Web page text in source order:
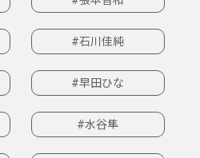
#石川佳純
#早田ひな
#水谷隼